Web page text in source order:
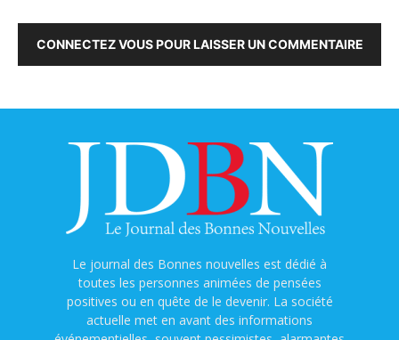
CONNECTEZ VOUS POUR LAISSER UN COMMENTAIRE
Le journal des Bonnes nouvelles est dédié à
toutes les personnes animées de pensées
positives ou en quête de le devenir. La société
actuelle met en avant des informations